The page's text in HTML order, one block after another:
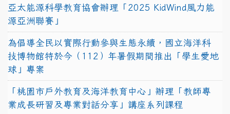
亞太能源科學教育協會辦理「2025 KidWind風力能
源亞洲聯賽」
為倡導全民以實際行動參與生態永續，國立海洋科
技博物館特於今（112）年暑假期間推出「學生愛地
球」專案
「桃園市戶外教育及海洋教育中心」辦理「教師專
業成長研習及專業對話分享」講座系列課程